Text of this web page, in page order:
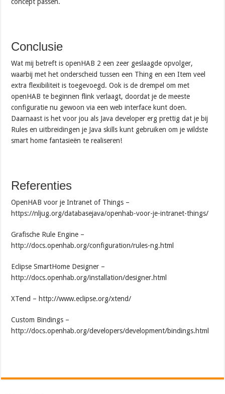
concept passen.
Conclusie
Wat mij betreft is openHAB 2 een zeer geslaagde opvolger,
waarbij met het onderscheid tussen een Thing en een Item veel
extra flexibiliteit is toegevoegd. Ook is de drempel om met
openHAB te beginnen flink verlaagt, doordat je de meeste
configuratie nu gewoon via een web interface kunt doen.
Daarnaast is het voor jou als Java developer erg prettig dat je bij
Rules en uitbreidingen je Java skills kunt gebruiken om je wildste
smart home fantasieën te realiseren!
Referenties
OpenHAB voor je Intranet of Things –
https://nljug.org/databasejava/openhab-voor-je-intranet-things/
Grafische Rule Engine –
http://docs.openhab.org/configuration/rules-ng.html
Eclipse SmartHome Designer –
http://docs.openhab.org/installation/designer.html
XTend – http://www.eclipse.org/xtend/
Custom Bindings –
http://docs.openhab.org/developers/development/bindings.html